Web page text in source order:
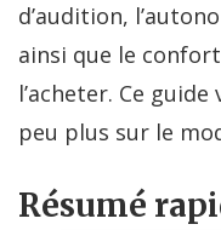
d’audition,
ainsi que le
l’acheter. Ce
peu plus sur le
Résumé